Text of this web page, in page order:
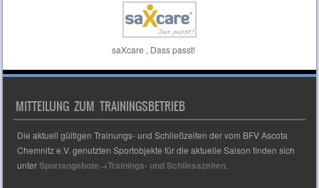
saXcare , Dass passt!
MITTEILUNG ZUM TRAININGSBETRIEB
Die aktuell gültigen Trainungs- und Schließzeiten der vom BFV Ascota
Chemnitz e.V. genutzten Sportobjekte für die aktuelle Saison finden sich
unterSportangebote→Trainings- und Schliesszeiten.